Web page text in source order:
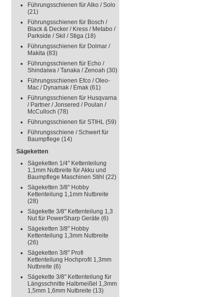
Führungsschienen für Alko / Solo
(21)
Führungsschienen für Bosch /
Black & Decker / Kress / Metabo /
Parkside / Skil / Stiga (18)
Führungsschienen für Dolmar /
Makita (83)
Führungsschienen für Echo /
Shindaiwa / Tanaka / Zenoah (30)
Führungsschienen Efco / Oleo-
Mac / Dynamak / Emak (61)
Führungsschienen für Husqvarna
/ Partner / Jonsered / Poulan /
McCulloch (78)
Führungsschienen für STIHL (59)
Führungsschiene / Schwert für
Baumpflege (14)
Sägeketten
Sägeketten 1/4" Kettenteilung
1,1mm Nutbreite für Akku und
Baumpflege Maschinen Stihl (22)
Sägeketten 3/8" Hobby
Kettenteilung 1,1mm Nutbreite
(28)
Sägekette 3/8" Kettenteilung 1,3
Nut für PowerSharp Geräte (6)
Sägeketten 3/8" Hobby
Kettenteilung 1,3mm Nutbreite
(26)
Sägeketten 3/8" Profi
Kettenteilung Hochprofil 1,3mm
Nutbreite (6)
Sägekette 3/8" Kettenteilung für
Längsschnitte Halbmeißel 1,3mm
1,5mm 1,6mm Nutbreite (13)